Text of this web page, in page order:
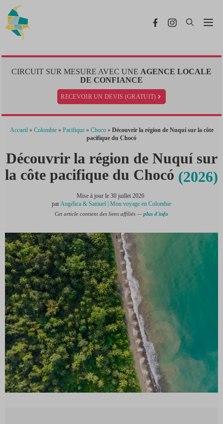
contenu
CIRCUIT SUR MESURE AVEC UNE AGENCE LOCALE
DE CONFIANCE
RECEVOIR UN DEVIS (GRATUIT)
Accueil» Colombie» Pacifique» Choco» Découvrir la région de Nuquí sur la côte
pacifique du Chocó
Découvrir la région de Nuquí sur
la côte pacifique du Chocó (2026)
Mise à jour le 30 juillet 2026
parAngélica & Samuel | Mon voyage en Colombie
Cet article contient des liens affiliés — plus d'info